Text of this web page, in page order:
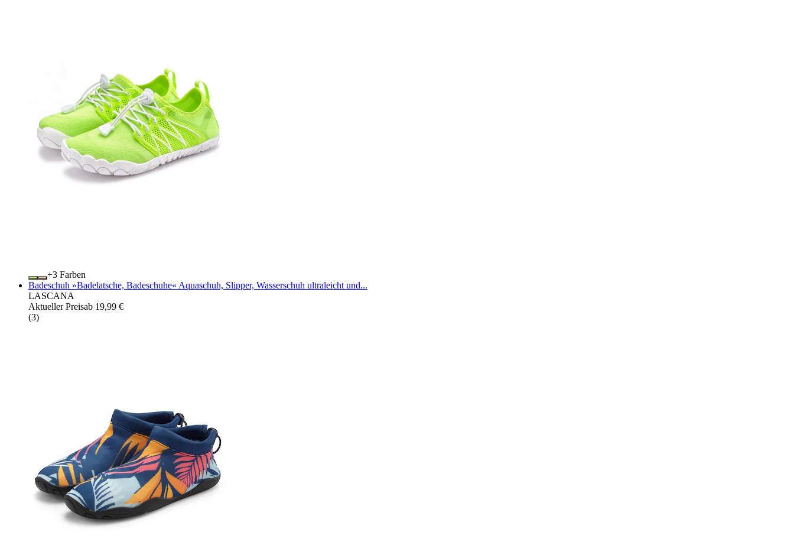
+
Farben
Badeschuh »Badelatsche, Badeschuhe« Aquaschuh, Slipper, Wasserschuh ultraleicht und...
LASCANA
Aktueller Preisab 19,99 €
(3)